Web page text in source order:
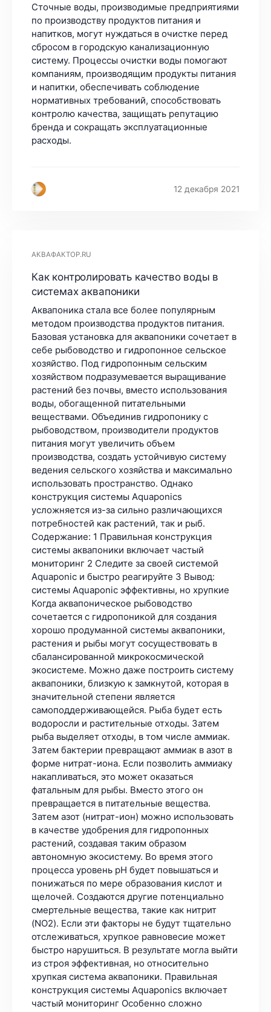
Сточные воды, производимые предприятиями
по производству продуктов питания и
напитков, могут нуждаться в очистке перед
сбросом в городскую канализационную
систему. Процессы очистки воды помогают
компаниям, производящим продукты питания
и напитки, обеспечивать соблюдение
нормативных требований, способствовать
контролю качества, защищать репутацию
бренда и сокращать эксплуатационные
расходы.
12 декабря 2021
АКВАФАКТОР.RU
Как контролировать качество воды в
системах аквапоники
Аквапоника стала все более популярным
методом производства продуктов питания.
Базовая установка для аквапоники сочетает в
себе рыбоводство и гидропонное сельское
хозяйство. Под гидропонным сельским
хозяйством подразумевается выращивание
растений без почвы, вместо использования
воды, обогащенной питательными
веществами. Объединив гидропонику с
рыбоводством, производители продуктов
питания могут увеличить объем
производства, создать устойчивую систему
ведения сельского хозяйства и максимально
использовать пространство. Однако
конструкция системы Aquaponics
усложняется из-за сильно различающихся
потребностей как растений, так и рыб.
Содержание: 1 Правильная конструкция
системы аквапоники включает частый
мониторинг 2 Следите за своей системой
Aquaponic и быстро реагируйте 3 Вывод:
системы Aquaponic эффективны, но хрупкие
Когда аквапоническое рыбоводство
сочетается с гидропоникой для создания
хорошо продуманной системы аквапоники,
растения и рыбы могут сосуществовать в
сбалансированной микрокосмической
экосистеме. Можно даже построить систему
аквапоники, близкую к замкнутой, которая в
значительной степени является
самоподдерживающейся. Рыба будет есть
водоросли и растительные отходы. Затем
рыба выделяет отходы, в том числе аммиак.
Затем бактерии превращают аммиак в азот в
форме нитрат-иона. Если позволить аммиаку
накапливаться, это может оказаться
фатальным для рыбы. Вместо этого он
превращается в питательные вещества.
Затем азот (нитрат-ион) можно использовать
в качестве удобрения для гидропонных
растений, создавая таким образом
автономную экосистему. Во время этого
процесса уровень pH будет повышаться и
понижаться по мере образования кислот и
щелочей. Создаются другие потенциально
смертельные вещества, такие как нитрит
(NO2). Если эти факторы не будут тщательно
отслеживаться, хрупкое равновесие может
быстро нарушиться. В результате могла выйти
из строя эффективная, но относительно
хрупкая система аквапоники. Правильная
конструкция системы Aquaponics включает
частый мониторинг Особенно сложно